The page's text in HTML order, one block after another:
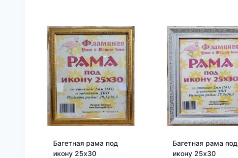
Багетная рама под
икону 25х30
Багетная рама под
икону 25х30